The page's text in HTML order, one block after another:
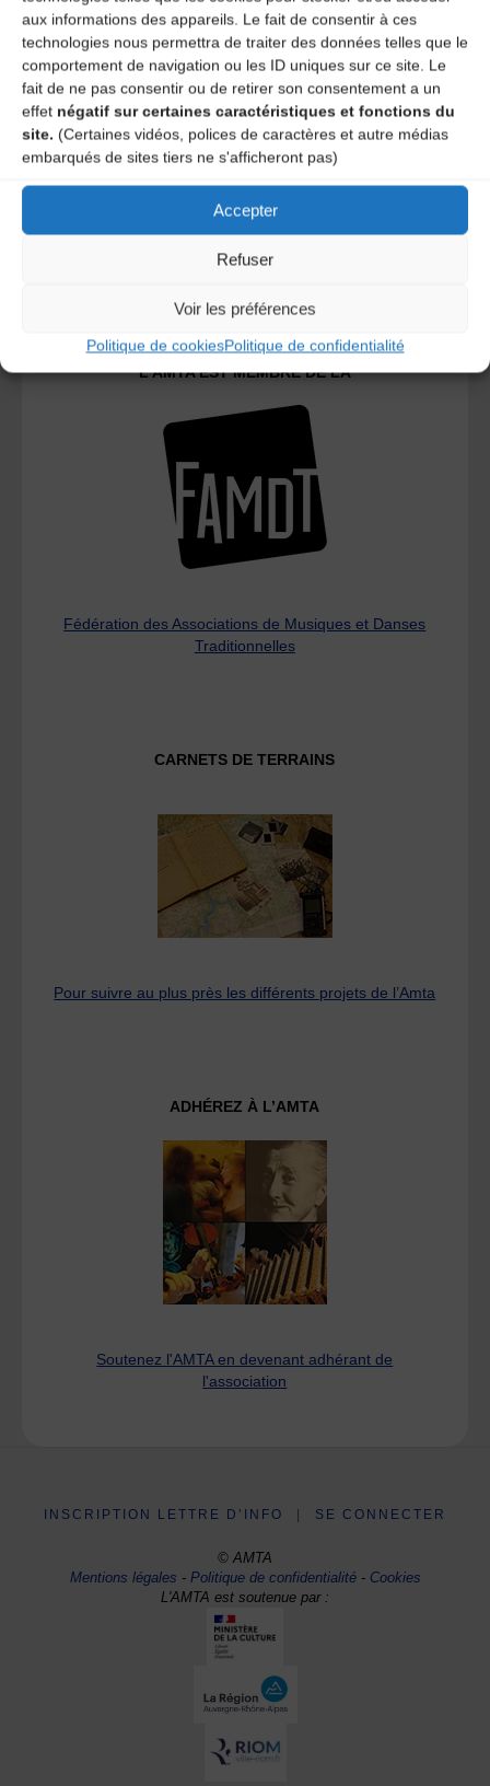
aux informations des appareils. Le fait de consentir à ces
technologies nous permettra de traiter des données telles que le
comportement de navigation ou les ID uniques sur ce site. Le
fait de ne pas consentir ou de retirer son consentement a un
effet négatif sur certaines caractéristiques et fonctions du
site. (Certaines vidéos, polices de caractères et autre médias
embarqués de sites tiers ne s'afficheront pas)
Accepter
Refuser
Voir les préférences
Politique de cookiesPolitique de confidentialité
A DECOUVRIR :
Le distributeur des musiques Trad'
L’AMTA EST MEMBRE DE LA
Fédération des Associations de Musiques et Danses
Traditionnelles
CARNETS DE TERRAINS
Pour suivre au plus près les différents projets de l’Amta
ADHÉREZ À L’AMTA
Soutenez l'AMTA en devenant adhérant de
l'association
INSCRIPTION LETTRE D’INFO SE CONNECTER
© AMTA
Mentions légales -Politique de confidentialité- Cookies
L'AMTA est soutenue par :